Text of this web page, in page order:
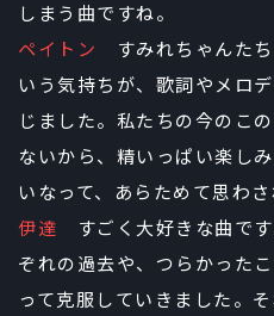
しまう曲ですね。
ペイトン すみれちゃんた
いう気持ちが、歌詞やメロ
じました。私たちの今のこ
ないから、精いっぱい楽し
いなって、あらためて思わさ
伊達 すごく大好きな曲で
ぞれの過去や、つらかった
って克服していきました。